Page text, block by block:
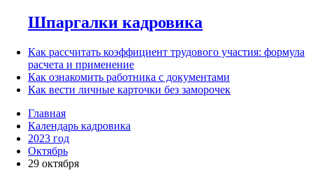
Шпаргалки кадровика
Как рассчитать коэффициент трудового участия: формула
расчета и применение
Как ознакомить работника с документами
Как вести личные карточки без заморочек
Главная
Календарь кадровика
2023 год
Октябрь
29 октября